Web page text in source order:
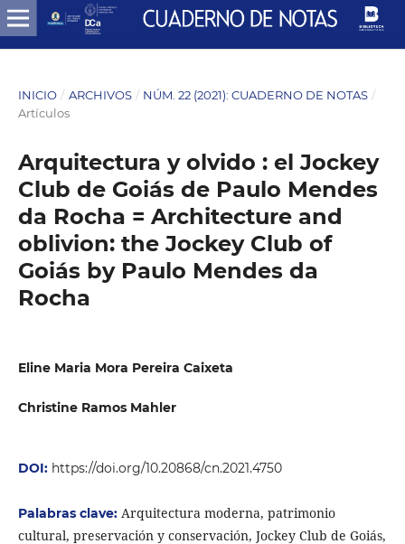
INICIO / ARCHIVOS / NÚM. 22 (2021): CUADERNO DE NOTAS /
Artículos
Arquitectura y olvido : el Jockey
Club de Goiás de Paulo Mendes
da Rocha = Architecture and
oblivion: the Jockey Club of
Goiás by Paulo Mendes da
Rocha
Eline Maria Mora Pereira Caixeta
Christine Ramos Mahler
DOI: https://doi.org/10.20868/cn.2021.4750
Palabras clave: Arquitectura moderna, patrimonio
cultural, preservación y conservación, Jockey Club de Goiás,